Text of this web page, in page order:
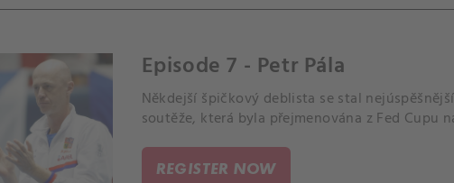
Episode 7 - Petr Pála
Někdejší špičkový deblista se stal
soutěže, která byla přejmenována z Fed Cupu
REGISTER NOW